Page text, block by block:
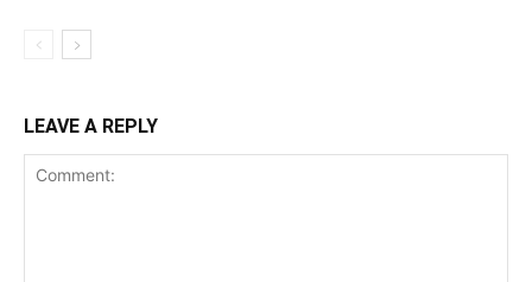
LEAVE A REPLY